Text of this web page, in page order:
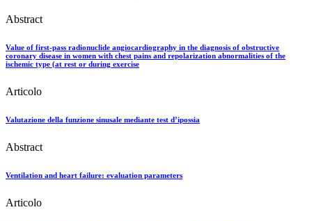
Abstract
Value of first-pass radionuclide angiocardiography in the diagnosis of obstructive
coronary disease in women with chest pains and repolarization abnormalities of the
ischemic type (at rest or during exercise
Articolo
Valutazione della funzione sinusale mediante test d’ipossia
Abstract
Ventilation and heart failure: evaluation parameters
Articolo